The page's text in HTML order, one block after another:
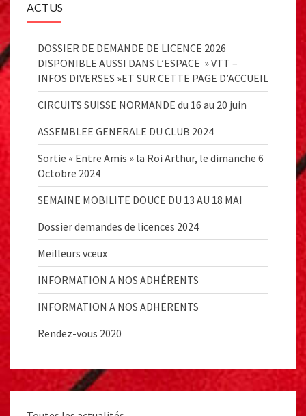
ACTUS
DOSSIER DE DEMANDE DE LICENCE 2026
DISPONIBLE AUSSI DANS L’ESPACE » VTT –
INFOS DIVERSES »ET SUR CETTE PAGE D’ACCUEIL
CIRCUITS SUISSE NORMANDE du 16 au 20 juin
ASSEMBLEE GENERALE DU CLUB 2024
Sortie « Entre Amis » la Roi Arthur, le dimanche 6
Octobre 2024
SEMAINE MOBILITE DOUCE DU 13 AU 18 MAI
Dossier demandes de licences 2024
Meilleurs vœux
INFORMATION A NOS ADHÉRENTS
INFORMATION A NOS ADHERENTS
Rendez-vous 2020